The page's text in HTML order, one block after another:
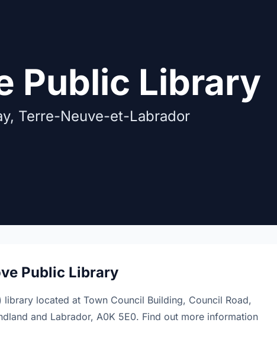
Public Library
Terre-Neuve-et-Labrador
Public Library
library located at Town Council Building, Council Road,
and Labrador, A0K 5E0. Find out more information